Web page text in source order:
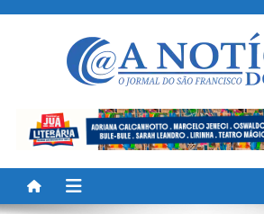
A Noticia Do Vale